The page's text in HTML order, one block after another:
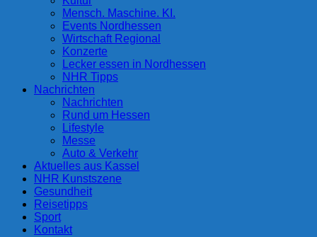
Mensch. Maschine. KI.
Events Nordhessen
Wirtschaft Regional
Konzerte
Lecker essen in Nordhessen
NHR Tipps
Nachrichten
Nachrichten
Rund um Hessen
Lifestyle
Messe
Auto & Verkehr
Aktuelles aus Kassel
NHR Kunstszene
Gesundheit
Reisetipps
Sport
Kontakt